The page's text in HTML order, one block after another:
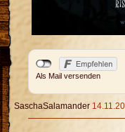
Als Mail versenden
SaschaSalamander